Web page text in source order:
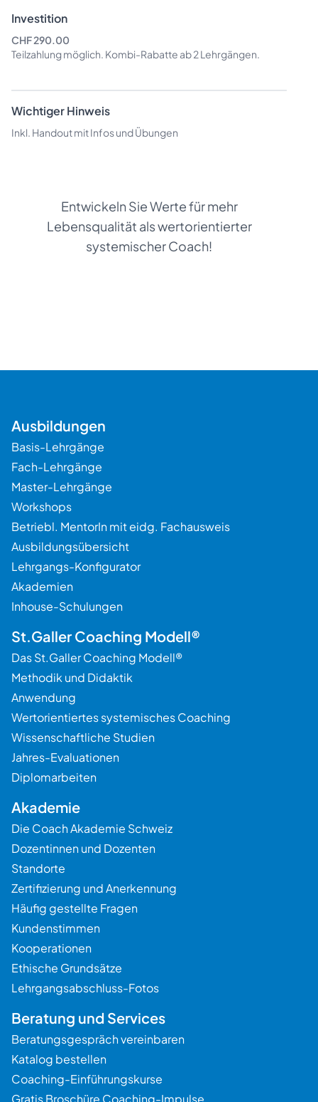
Investition
CHF 290.00
Teilzahlung möglich. Kombi-Rabatte ab 2 Lehrgängen.
Wichtiger Hinweis
Inkl. Handout mit Infos und Übungen
Entwickeln Sie Werte für mehr
Lebensqualität als wertorientierter
systemischer Coach!
Ausbildungen
Basis-Lehrgänge
Fach-Lehrgänge
Master-Lehrgänge
Workshops
Betriebl. MentorIn mit eidg. Fachausweis
Ausbildungsübersicht
Lehrgangs-Konfigurator
Akademien
Inhouse-Schulungen
St.Galler Coaching Modell®
Das St.Galler Coaching Modell®
Methodik und Didaktik
Anwendung
Wertorientiertes systemisches Coaching
Wissenschaftliche Studien
Jahres-Evaluationen
Diplomarbeiten
Akademie
Die Coach Akademie Schweiz
Dozentinnen und Dozenten
Standorte
Zertifizierung und Anerkennung
Häufig gestellte Fragen
Kundenstimmen
Kooperationen
Ethische Grundsätze
Lehrgangsabschluss-Fotos
Beratung und Services
Beratungsgespräch vereinbaren
Katalog bestellen
Coaching-Einführungskurse
Gratis Broschüre Coaching-Impulse